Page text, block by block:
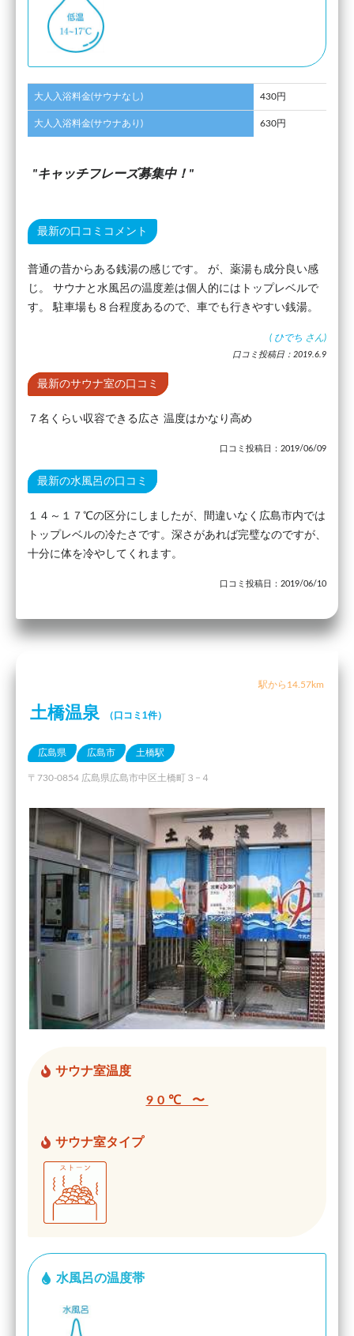
大人入浴料金(サウナなし) 430円
大人入浴料金(サウナあり) 630円
キャッチフレーズ募集中！
最新の口コミコメント
普通の昔からある銭湯の感じです。 が、薬湯も成分良い感
じ。 サウナと水風呂の温度差は個人的にはトップレベルで
す。 駐車場も８台程度あるので、車でも行きやすい銭湯。
( ひでち さん)
口コミ投稿日：2019.6.9
最新のサウナ室の口コミ
７名くらい収容できる広さ 温度はかなり高め
口コミ投稿日：2019/06/09
最新の水風呂の口コミ
１４～１７℃の区分にしましたが、間違いなく広島市内では
トップレベルの冷たさです。深さがあれば完璧なのですが、
十分に体を冷やしてくれます。
口コミ投稿日：2019/06/10
駅から14.57km
土橋温泉 （口コミ1件）
広島県 広島市 土橋駅
〒730-0854 広島県広島市中区土橋町３−４
サウナ室温度
90℃ 〜
サウナ室タイプ
水風呂の温度帯